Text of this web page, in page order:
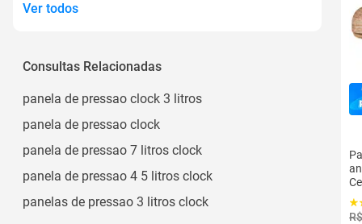
Ver todos
Consultas Relacionadas
panela de pressao clock 3 litros
panela de pressao clock
panela de pressao 7 litros clock
panela de pressao 4 5 litros clock
panelas de pressao 3 litros clock